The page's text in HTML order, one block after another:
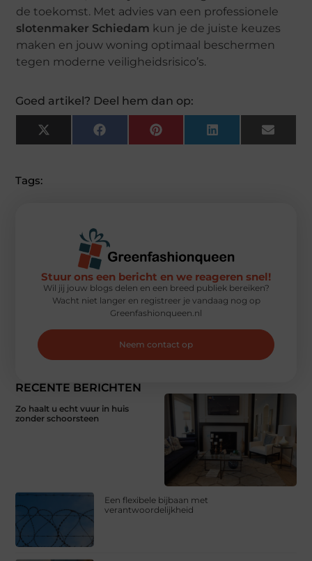
de toekomst. Met advies van een professionele
slotenmaker Schiedam kun je de juiste keuzes
maken en jouw woning optimaal beschermen
tegen moderne veiligheidsrisico’s.
Goed artikel? Deel hem dan op:
X
(Twitter)
FacebookPinterest LinkedIn Email
Tags:
RECENTE BERICHTEN
Zo haalt u echt vuur in huis
zonder schoorsteen
Een flexibele bijbaan met
verantwoordelijkheid
Stuur ons een bericht en we reageren snel!
Wil jij jouw blogs delen en een breed publiek bereiken?
Wacht niet langer en registreer je vandaag nog op
Greenfashionqueen.nl
Neem contact op